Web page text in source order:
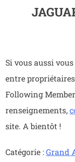
Si vous aussi
entre
Following
renseignements,
site. A bientôt !
Catégorie :Grand